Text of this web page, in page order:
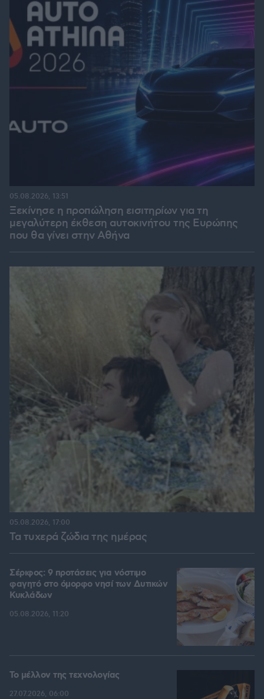
Ξεκίνησε η προπώληση εισιτηρίων για τη
μεγαλύτερη έκθεση αυτοκινήτου της Ευρώπης
που θα γίνει στην Αθήνα
05.08.2026, 13:51
Τα τυχερά ζώδια της ημέρας
05.08.2026, 17:00
Σέριφος: 9 προτάσεις για νόστιμο
φαγητό στο όμορφο νησί των Δυτικών
Κυκλάδων
05.08.2026, 11:20
Το μέλλον της τεχνολογίας
27.07.2026, 06:00